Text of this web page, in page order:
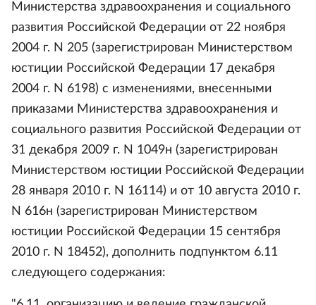
Министерства здравоохранения и социального
развития Российской Федерации от 22 ноября
2004 г. N 205 (зарегистрирован Министерством
юстиции Российской Федерации 17 декабря
2004 г. N 6198) с изменениями, внесенными
приказами Министерства здравоохранения и
социального развития Российской Федерации от
31 декабря 2009 г. N 1049н (зарегистрирован
Министерством юстиции Российской Федерации
28 января 2010 г. N 16114) и от 10 августа 2010 г.
N 616н (зарегистрирован Министерством
юстиции Российской Федерации 15 сентября
2010 г. N 18452), дополнить подпунктом 6.11
следующего содержания: